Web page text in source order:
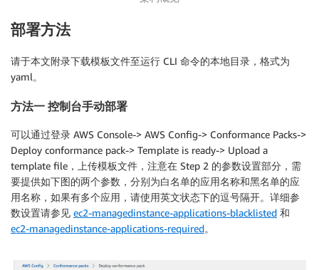
部署方法
请于本文附录下载模板文件至运行 CLI 命令的本地目录，格式为
yaml。
方法一 控制台手动部署
可以通过登录 AWS Console-> AWS Config-> Conformance Packs->
Deploy conformance pack-> Template is ready-> Upload a
template file，上传模板文件，注意在 Step 2 的参数设置部分，需
要提供如下图的两个参数，分别为白名单的应用名称和黑名单的应
用名称，如果有多个应用，请使用英文状态下的逗号隔开。详细参
数设置请参见 ec2-managedinstance-applications-blacklisted 和
ec2-managedinstance-applications-required。